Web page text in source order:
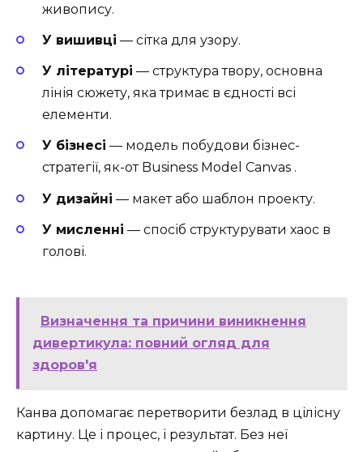
живопису.
У вишивці — сітка для узору.
У літературі — структура твору, основна
лінія сюжету, яка тримає в єдності всі
елементи.
У бізнесі — модель побудови бізнес-
стратегії, як-от Business Model Canvas .
У дизайні — макет або шаблон проекту.
У мисленні — спосіб структурувати хаос в
голові.
Визначення та причини виникнення
дивертикула: повний огляд для
здоров'я
Канва допомагає перетворити безлад в цілісну
картину. Це і процес, і результат. Без неї